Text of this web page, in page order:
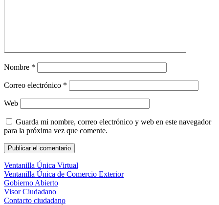
Nombre *
Correo electrónico *
Web
Guarda mi nombre, correo electrónico y web en este navegador
para la próxima vez que comente.
Ventanilla Única Virtual
Ventanilla Única de Comercio Exterior
Gobierno Abierto
Visor Ciudadano
Contacto ciudadano